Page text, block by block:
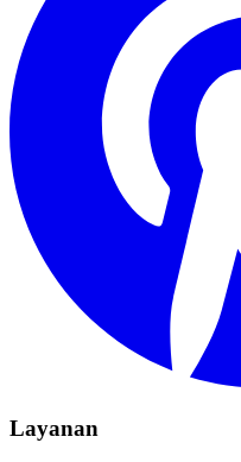
Layanan